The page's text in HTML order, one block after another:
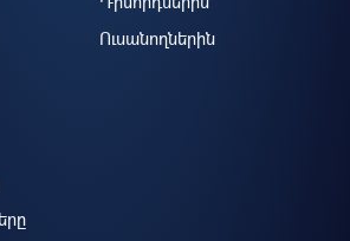
Ուսանողներին